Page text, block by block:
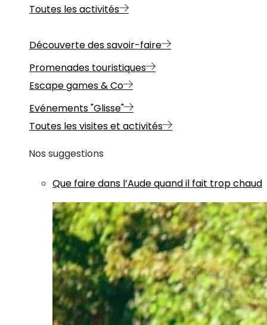
Toutes les activités
Découverte des savoir-faire
Promenades touristiques
Escape games & Co
Evénements "Glisse"
Toutes les visites et activités
Nos suggestions
Que faire dans l’Aude quand il fait trop chaud